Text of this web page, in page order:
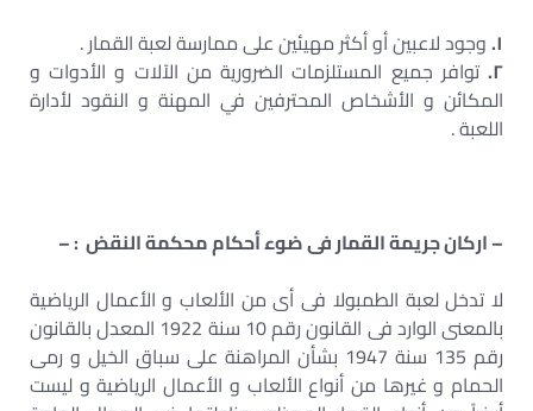
١. وجود لاعبين أو أكثر مهيئين على ممارسة لعبة القمار .
٢. توافر جميع المستلزمات الضرورية من الآلات و الأدوات و
المكائن و الأشخاص المحترفين في المهنة و النقود لأدارة
اللعبة .
– اركان جريمة القمار فى ضوء أحكام محكمة النقض : –
لا تدخل لعبة الطمبولا فى أى من الألعاب و الأعمال الرياضية
بالمعنى الوارد فى القانون رقم 10 سنة 1922 المعدل بالقانون
رقم 135 سنة 1947 بشأن المراهنة على سباق الخيل و رمى
الحمام و غيرها من أنواع الألعاب و الأعمال الرياضية و ليست